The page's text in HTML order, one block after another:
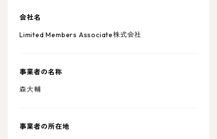
会社名
Limited Members Associate株式会社
事業者の名称
森大輔
事業者の所在地